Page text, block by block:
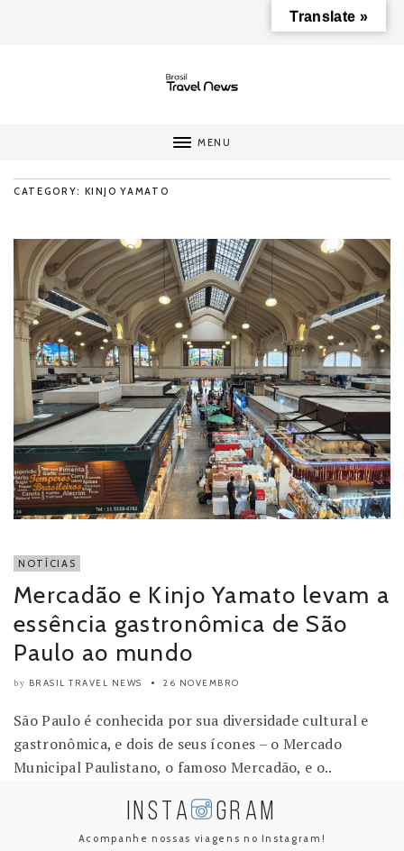
MENU
CATEGORY: KINJO YAMATO
NOTÍCIAS
Mercadão e Kinjo Yamato levam a
essência gastronômica de São
Paulo ao mundo
by BRASIL TRAVEL NEWS 26 NOVEMBRO
São Paulo é conhecida por sua diversidade cultural e
gastronômica, e dois de seus ícones – o Mercado
Municipal Paulistano, o famoso Mercadão, e o..
INSTA GRAM
Acompanhe nossas viagens no Instagram!
Translate »